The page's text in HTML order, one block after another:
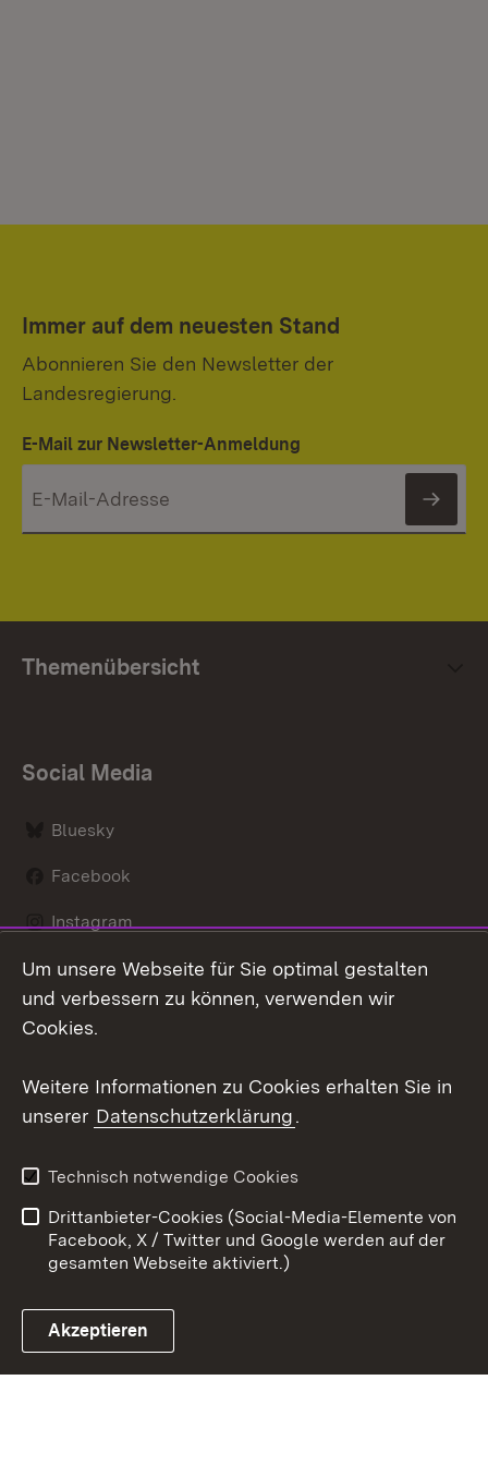
Immer auf dem neuesten Stand
Abonnieren Sie den Newsletter der
Landesregierung.
E-Mail zur Newsletter-Anmeldung
Themenübersicht
Social Media
Bluesky
Facebook
Instagram
LinkedIn
Link zum Landesportal
Datenschutz
Barrierefreiheit
Impressum
Cookies
Um unsere Webseite für Sie optimal gestalten
und verbessern zu können, verwenden wir
Cookies.
Weitere Informationen zu Cookies erhalten Sie in
unserer Datenschutzerklärung.
Technisch notwendige Cookies
Drittanbieter-Cookies (Social-Media-Elemente von
Facebook, X / Twitter und Google werden auf der
gesamten Webseite aktiviert.)
Akzeptieren